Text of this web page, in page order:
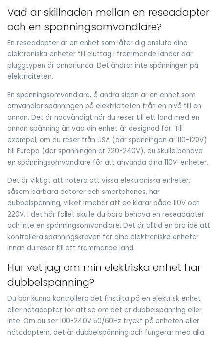
Vad är skillnaden mellan en reseadapter
och en spänningsomvandlare?
En reseadapter är en enhet som låter dig ansluta dina
elektroniska enheter till eluttag i främmande länder där
pluggtypen är annorlunda. Det ändrar inte spänningen på
elektriciteten.
En spänningsomvandlare, å andra sidan är en enhet som
omvandlar spänningen på elektriciteten från en nivå till en
annan. Det är nödvändigt när du reser till ett land med en
annan spänning än vad din enhet är designad för. Till
exempel, om du reser från USA (där spänningen är 110-120V)
till Europa (där spänningen är 220-240V), du skulle behöva
en spänningsomvandlare för att använda dina 110V-enheter.
Det är viktigt att notera att vissa elektroniska enheter,
såsom bärbara datorer och smartphones, har
dubbelspänning, vilket innebär att de klarar både 110V och
220V. I det här fallet skulle du bara behöva en reseadapter
och inte en spänningsomvandlare. Det är alltid en bra idé att
kontrollera spänningskraven för dina elektroniska enheter
innan du reser till ett främmande land.
Hur vet jag om min elektriska enhet har
dubbelspänning?
Du bör kunna kontrollera det finstilta på en elektrisk enhet
eller nätadapter för att se om det är dubbelspänning eller
inte. Om du ser 100-240V 50/60Hz tryckt på enheten eller
nätadaptern, det är dubbelspänning och fungerar med alla